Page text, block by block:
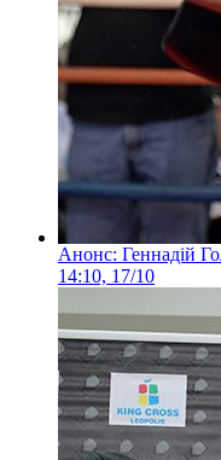
Анонс: Геннадій
14:10, 17/10